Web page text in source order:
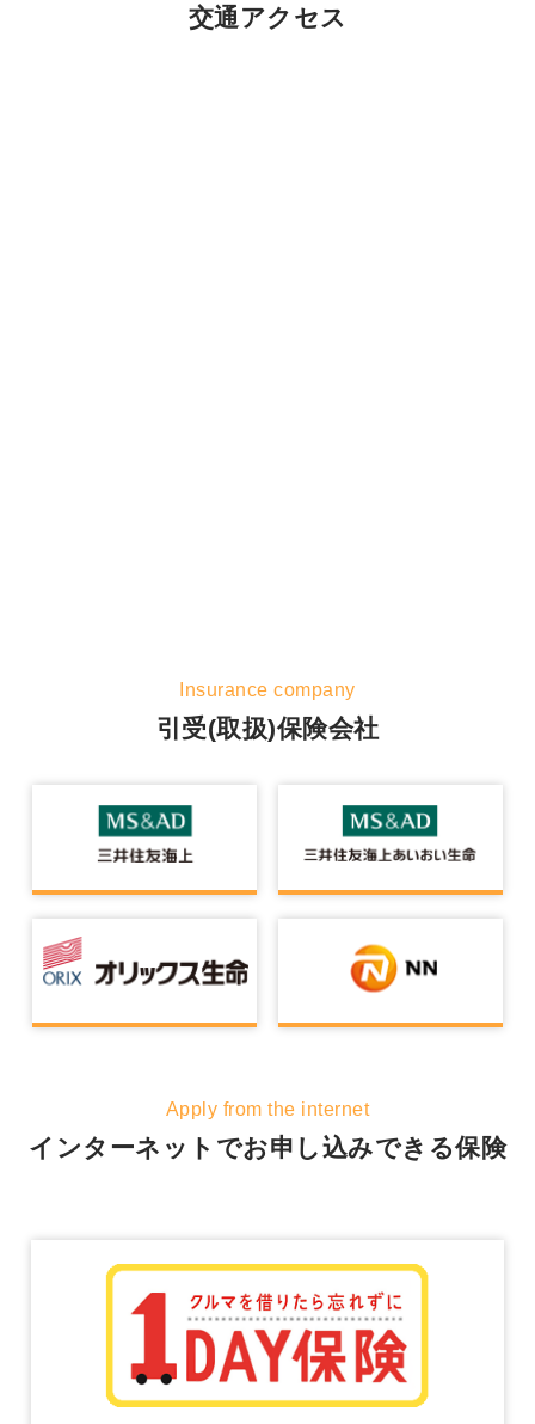
交通アクセス
Insurance company
引受(取扱)保険会社
Apply from the internet
インターネットでお申し込みできる保険